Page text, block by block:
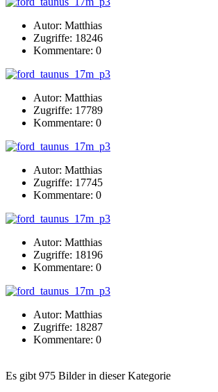
Autor: Matthias
Zugriffe: 18246
Kommentare: 0
Autor: Matthias
Zugriffe: 17789
Kommentare: 0
Autor: Matthias
Zugriffe: 17745
Kommentare: 0
Autor: Matthias
Zugriffe: 18196
Kommentare: 0
Autor: Matthias
Zugriffe: 18287
Kommentare: 0
Es gibt 975 Bilder in dieser Kategorie